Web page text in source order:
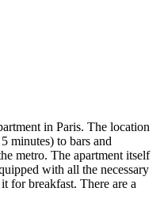
in Paris. The location
minutes) to bars and
metro. The apartment itself
with all the necessary
for breakfast. There are a